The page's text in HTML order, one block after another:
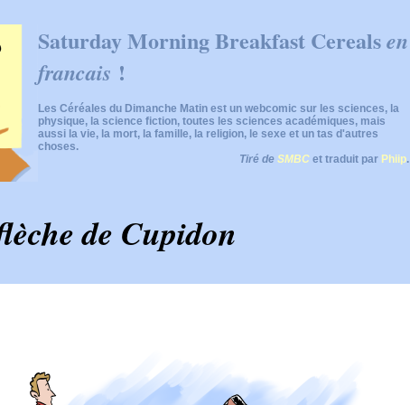
Saturday Morning Breakfast Cerealsen
francais !
Les Céréales du Dimanche Matin est un webcomic sur les sciences, la
physique, la science fiction, toutes les sciences académiques, mais
aussi la vie, la mort, la famille, la religion, le sexe et un tas d'autres
choses.
Tiré de SMBC et traduit par Phiip.
de Cupidon